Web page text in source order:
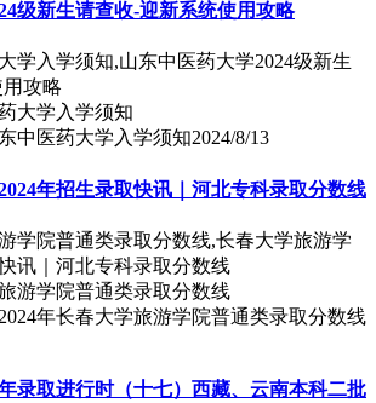
级新生请查收-迎新系统使用攻略
学入学须知,山东中医药大学2024级新生
攻略
中医药大学入学须知2024/8/13
年招生录取快讯｜河北专科录取分数线
学院普通类录取分数线,长春大学旅游学
讯｜河北专科录取分数线
2024年长春大学旅游学院普通类录取分数线
录取进行时（十七）西藏、云南本科二批